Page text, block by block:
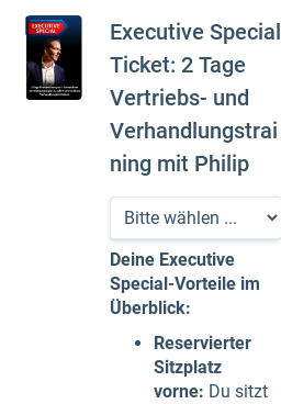
Executive Special
Ticket: 2 Tage
Vertriebs- und
Verhandlungstrai
ning mit Philip
Deine Executive
Special-Vorteile im
Überblick:
Reservierter
Sitzplatz
vorne: Du sitzt